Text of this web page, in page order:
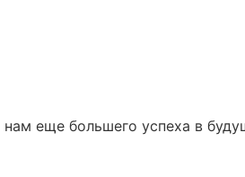
еще большего успеха в